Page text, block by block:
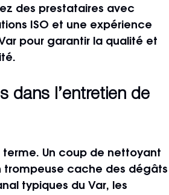
des prestataires avec
ISO et une expérience
pour garantir la qualité et
dans l’entretien de
Un coup de nettoyant
trompeuse cache des dégâts
typiques du Var, les